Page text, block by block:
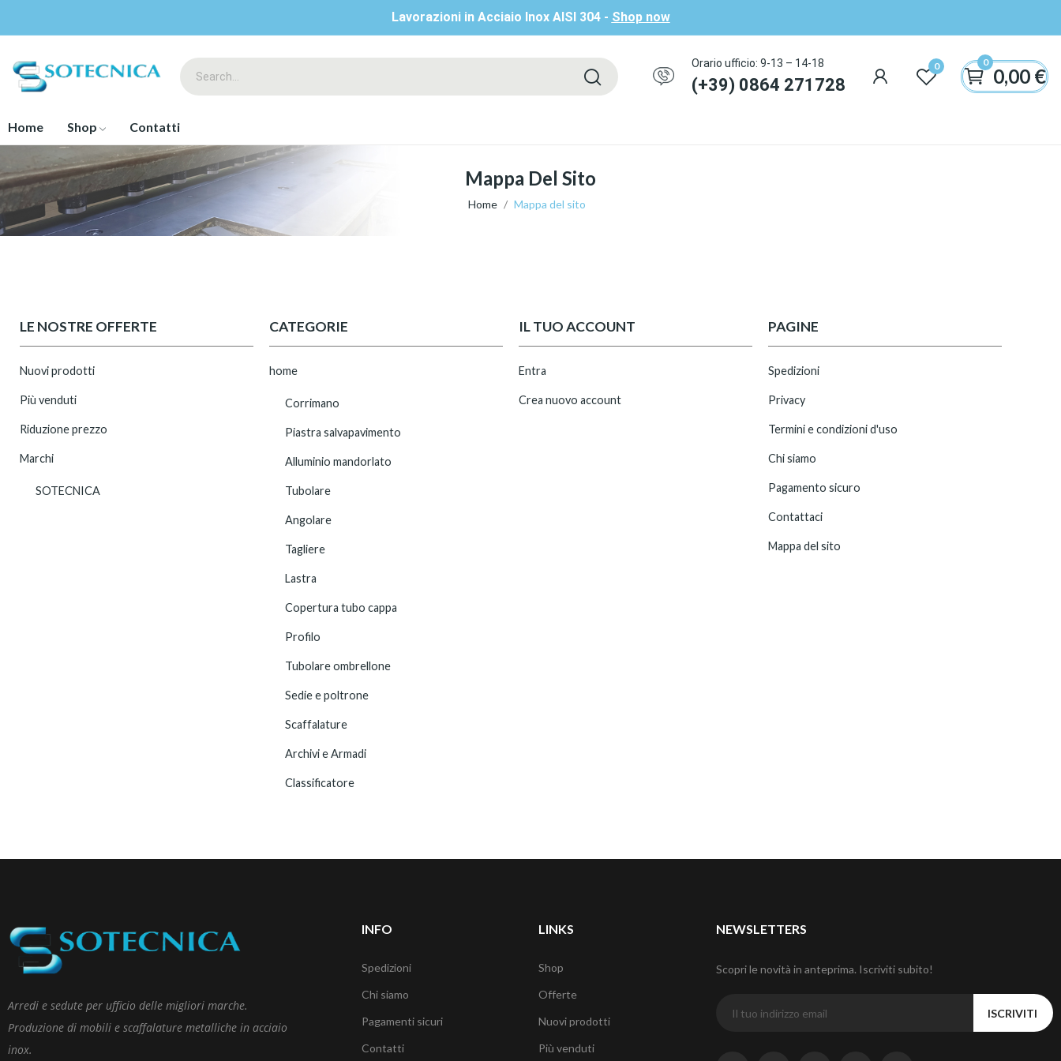
Lavorazioni in Acciaio Inox AISI 304 - Shop now
Orario ufficio: 9-13 – 14-18
(+39) 0864 271728
0 0,00 €
0
Home Shop Contatti
Mappa Del Sito
Home Mappa del sito
LE NOSTRE OFFERTE
Nuovi prodotti
Più venduti
Riduzione prezzo
Marchi
SOTECNICA
CATEGORIE
home
Corrimano
Piastra salvapavimento
Alluminio mandorlato
Tubolare
Angolare
Tagliere
Lastra
Copertura tubo cappa
Profilo
Tubolare ombrellone
Sedie e poltrone
Scaffalature
Archivi e Armadi
Classificatore
IL TUO ACCOUNT
Entra
Crea nuovo account
PAGINE
Spedizioni
Privacy
Termini e condizioni d'uso
Chi siamo
Pagamento sicuro
Contattaci
Mappa del sito
Arredi e sedute per ufficio delle migliori marche.
Produzione di mobili e scaffalature metalliche in acciaio
inox.
INFO
Spedizioni
Chi siamo
Pagamenti sicuri
Contatti
LINKS
Shop
Offerte
Nuovi prodotti
Più venduti
NEWSLETTERS
Scopri le novità in anteprima. Iscriviti subito!
ISCRIVITI